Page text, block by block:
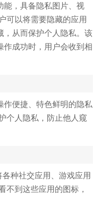
能，具备隐私图片、视
可以将需要隐藏的应用
，从而保护个人隐私。该
成功时，用户会收到相
作便捷、特色鲜明的隐私
个人隐私，防止他人窥
种社交应用、游戏应用
不到这些应用的图标，